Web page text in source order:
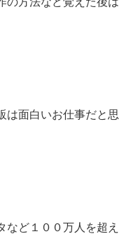
は面白いお仕事だと思
など１００万人を超え